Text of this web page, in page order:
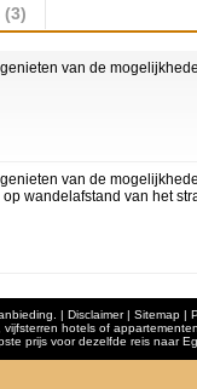
van de
van de
wandelafstand van het
| Disclaimer | Sitemap |
hotels of
prijs voor dezelfde reis naar